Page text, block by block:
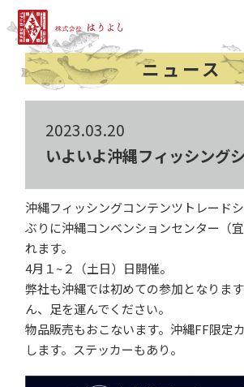
ニュース
2023.03.20
いよいよ沖縄フィッシング
沖縄フィッシングコンテンツトレード
ぶりに沖縄コンベンションセンター（
れます。
4月１~２（土日）日開催。
弊社も沖縄では初めての参加となりま
ん、足を運んでください。
物品販売もおこないます。沖縄FF限定
します。ステッカーもあり。